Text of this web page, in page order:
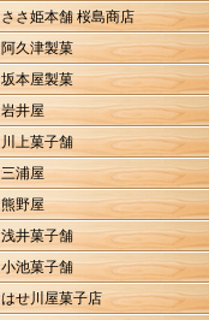
ささ姫本舗 桜島商店
阿久津製菓
坂本屋製菓
岩井屋
川上菓子舗
三浦屋
熊野屋
浅井菓子舗
小池菓子舗
はせ川屋菓子店